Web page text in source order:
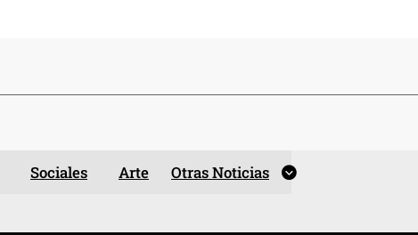
Sociales Arte Otras Noticias